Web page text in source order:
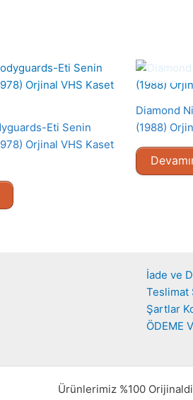
Eti Senin
Orjinal VHS Kaset
Diamond
(1988)
İade ve
Teslimat
Şartlar
ÖDEME
Ürünlerimiz %100